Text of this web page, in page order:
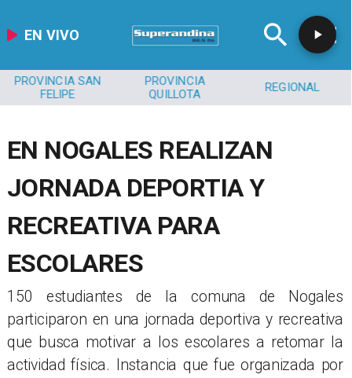
EN VIVO
PROVINCIA SAN
FELIPE
PROVINCIA
QUILLOTA
REGIONAL
EN NOGALES REALIZAN
JORNADA DEPORTIA Y
RECREATIVA PARA
ESCOLARES
150 estudiantes de la comuna de Nogales
participaron en una jornada deportiva y recreativa
que busca motivar a los escolares a retomar la
actividad física. Instancia que fue organizada por